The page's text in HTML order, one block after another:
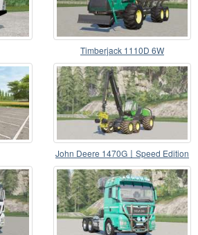
Timberjack 1110D 6W
John Deere 1470G〡Speed Edition